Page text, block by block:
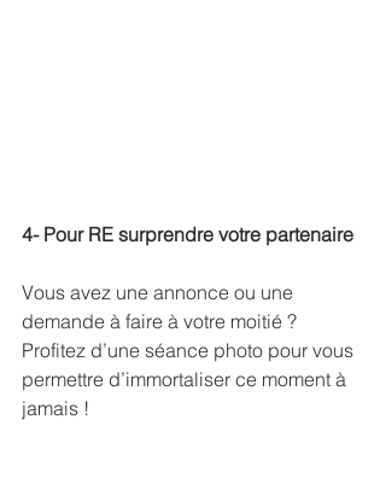
4- Pour RE surprendre votre partenaire
Vous avez une annonce ou une
demande à faire à votre moitié ?
Profitez d’une séance photo pour vous
permettre d’immortaliser ce moment à
jamais !